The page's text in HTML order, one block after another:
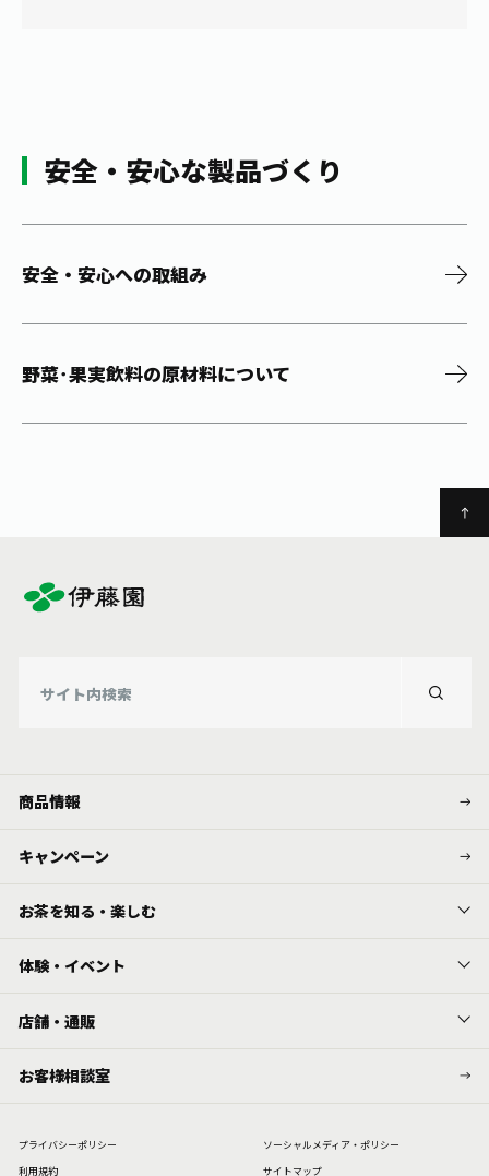
安全・安心な製品づくり
安全・安心への取組み
野菜･果実飲料の原材料について
商品情報
キャンペーン
お茶を知る・楽しむ
体験・イベント
店舗・通販
お客様相談室
プライバシーポリシー
ソーシャルメディア・ポリシー
利⽤規約
サイトマップ